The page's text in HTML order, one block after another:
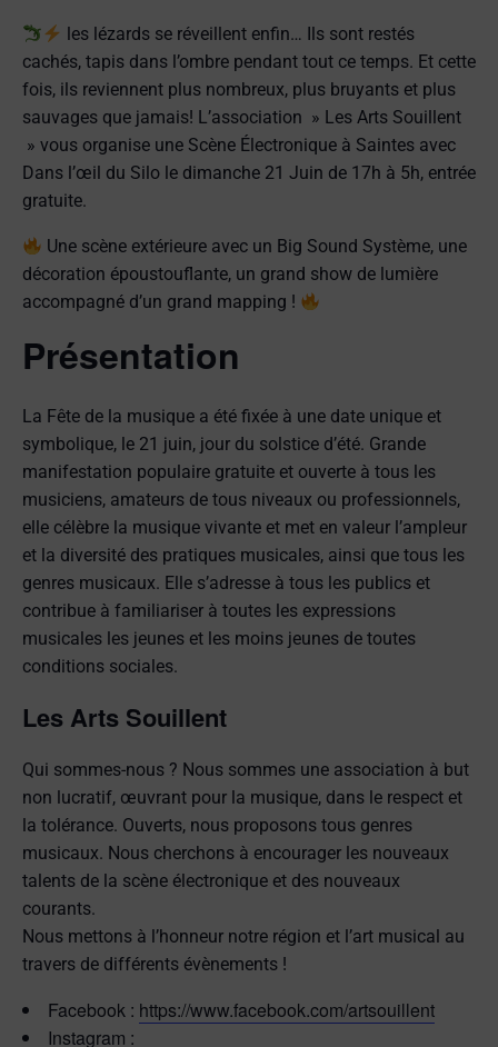
les lézards se réveillent enfin… Ils sont restés
cachés, tapis dans l’ombre pendant tout ce temps. Et cette
fois, ils reviennent plus nombreux, plus bruyants et plus
sauvages que jamais! L’association » Les Arts Souillent
» vous organise une Scène Électronique à Saintes avec
Dans l’œil du Silo le dimanche 21 Juin de 17h à 5h, entrée
gratuite.
Une scène extérieure avec un Big Sound Système, une
décoration époustouflante, un grand show de lumière
accompagné d’un grand mapping !
Présentation
La Fête de la musique a été fixée à une date unique et
symbolique, le 21 juin, jour du solstice d’été. Grande
manifestation populaire gratuite et ouverte à tous les
musiciens, amateurs de tous niveaux ou professionnels,
elle célèbre la musique vivante et met en valeur l’ampleur
et la diversité des pratiques musicales, ainsi que tous les
genres musicaux. Elle s’adresse à tous les publics et
contribue à familiariser à toutes les expressions
musicales les jeunes et les moins jeunes de toutes
conditions sociales.
Les Arts Souillent
Qui sommes-nous ? Nous sommes une association à but
non lucratif, œuvrant pour la musique, dans le respect et
la tolérance. Ouverts, nous proposons tous genres
musicaux. Nous cherchons à encourager les nouveaux
talents de la scène électronique et des nouveaux
courants.
Nous mettons à l’honneur notre région et l’art musical au
travers de différents évènements !
Facebook : https://www.facebook.com/artsouillent
Instagram :